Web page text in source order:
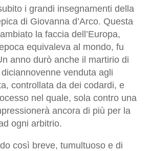
i grandi insegnamenti della
di Giovanna d’Arco. Questa
la faccia dell’Europa,
equivaleva al mondo, fu
anno durò anche il martirio di
venduta agli
controllata da dei codardi, e
nel quale, sola contro una
ancora di più per la
ogni arbitrio.
così breve, tumultuoso e di